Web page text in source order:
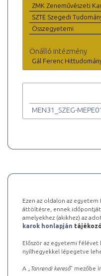
ZMK Zeneművészeti
SZTE Szegedi
Összegyetemi
Önálló intézmény
Gál Ferenc
MEN31_SZEG-
Ezen az oldalon az
áttöltésre, ennek időpontját
amelyekhez (akikhez) az
karok honlapján
Először az egyetemi félévet
nyílhegyekkel lépegetve
A „ Tanrendi kereső” mezőbe